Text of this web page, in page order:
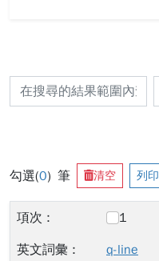
勾選(0) 筆 清空 列印
1
q-line